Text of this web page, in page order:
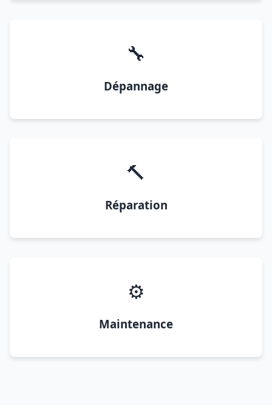
🔧
Dépannage
🔨
Réparation
⚙️
Maintenance